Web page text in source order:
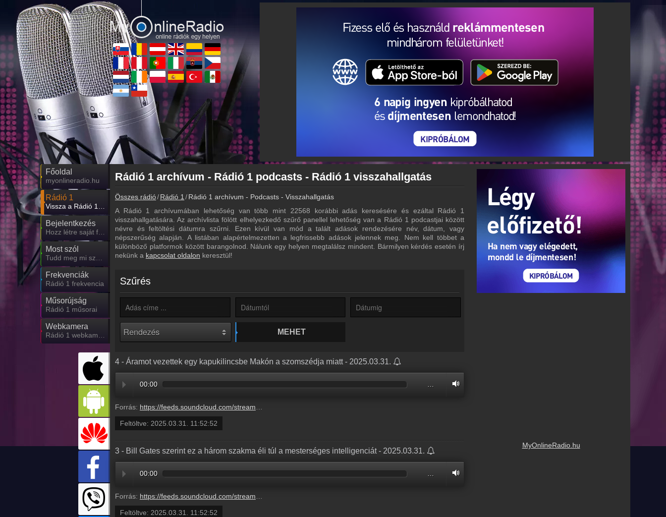
Főoldal
myonlineradio.hu
Rádió 1
Bejelentkezés
Most szól
Frekvenciák
Rádió 1 frekvencia
Műsorújság
Rádió 1 műsorai
Webkamera
MyOnlineRadio.hu
Rádió 1 archívum - Rádió 1 podcasts - Rádió 1 visszahallgatás
Összes rádió Rádió 1
Rádió 1 archívum - Podcasts - Visszahallgatás
A Rádió 1 archívumában lehetőség van több mint 22568 korábbi adás keresésére és ezáltal Rádió 1
visszahallgatására. Az archívlista fölött elhelyezkedő szűrő panellel lehetőség van a Rádió 1 podcastjai között
névre és feltöltési dátumra szűrni. Ezen kívül van mód a talált adások rendezésére név, dátum, vagy
népszerűség alapján. A listában alapértelmezetten a legfrissebb adások jelennek meg. Nem kell többet a
különböző platformok között barangolnod. Nálunk egy helyen megtalálsz mindent. Bármilyen kérdés esetén írj
nekünk a kapcsolat oldalon keresztül!
Szűrés
MEHET
4 - Áramot vezettek egy kapukilincsbe Makón a szomszédja miatt - 2025.03.31.
00:00
Forrás: https://feeds.soundcloud.com/stream/2067329140-radio1hungary-4-aramot-vezettek-egy-kapukilincsbe-makon-a-szomszedja-miatt-4.mp3
Feltöltve: 2025.03.31. 11:52:52
3 - Bill Gates szerint ez a három szakma éli túl a mesterséges intelligenciát - 2025.03.31.
00:00
Forrás: https://feeds.soundcloud.com/stream/2067329144-radio1hungary-3-bill-gates-szerint-ez-a-harom-szakma-eli-tul-a-mesterseges-intelligenciat-3.mp3
Feltöltve: 2025.03.31. 11:52:52